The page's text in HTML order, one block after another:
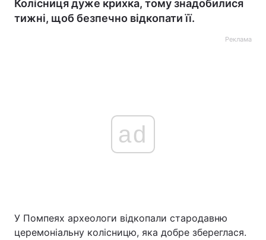
Колісниця дуже крихка, тому знадобилися
тижні, щоб безпечно відкопати її.
Реклама
ad
У Помпеях археологи відкопали стародавню
церемоніальну колісницю, яка добре збереглася.